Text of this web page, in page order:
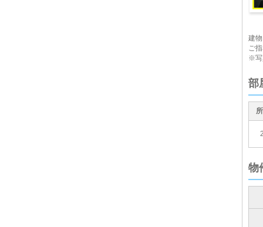
建
ご
※写
部
物